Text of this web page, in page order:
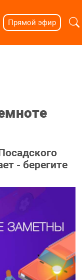
Прямой эфир
- берегите